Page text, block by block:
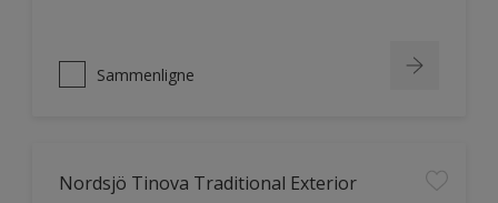
Sammenligne
Nordsjö Tinova Traditional Exterior